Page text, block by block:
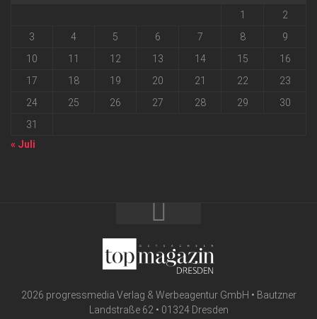
1
2
3
4 5 6 7 8
9
10
11 12 13 14 15
16
17
18 19 20 21 22
23
24
25 26 27 28 29
30
31
« Juli
2026 progressmedia Verlag & Werbeagentur GmbH • Bautzner
Landstraße 62 • 01324 Dresden